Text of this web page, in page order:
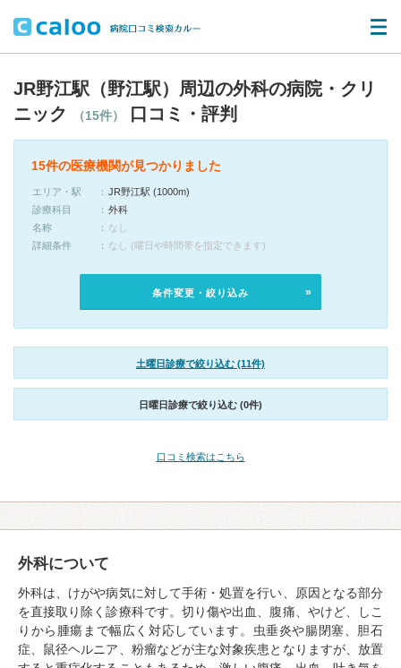
JR野江駅（野江駅）周辺の外科の病院・クリ
ニック
（15件） 口コミ・評判
15件の医療機関が見つかりました
エリア・駅
JR野江駅 (1000m)
診療科目
外科
名称
なし
詳細条件
なし (曜日や時間帯を指定できます)
条件変更・絞り込み
土曜日診療で絞り込む (11件)
日曜日診療で絞り込む (0件)
口コミ検索はこちら
外科について
外科は、けがや病気に対して手術・処置を行い、原因となる部分
を直接取り除く診療科です。切り傷や出血、腹痛、やけど、しこ
りから腫瘍まで幅広く対応しています。虫垂炎や腸閉塞、胆石
症、鼠径ヘルニア、粉瘤などが主な対象疾患となりますが、放置